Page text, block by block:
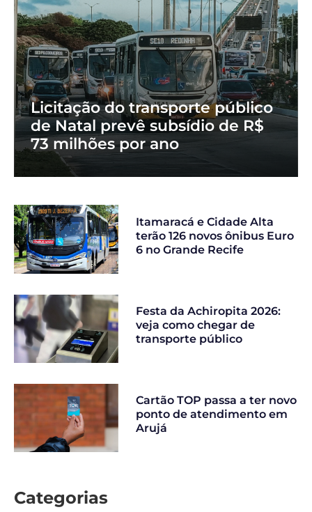
Licitação do transporte público
de Natal prevê subsídio de R$
73 milhões por ano
Itamaracá e Cidade Alta
terão 126 novos ônibus Euro
6 no Grande Recife
Festa da Achiropita 2026:
veja como chegar de
transporte público
Cartão TOP passa a ter novo
ponto de atendimento em
Arujá
Categorias